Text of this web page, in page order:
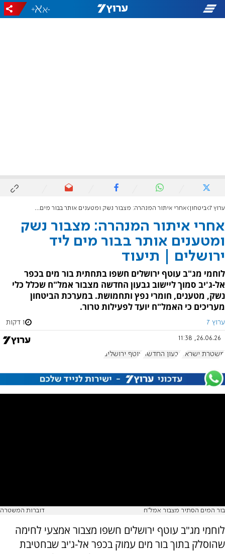
-
+
ערוץ 7 ביטחון אחרי איתור המנהרה: מצבור נשק ומטענים אותר בבור מים ליד ירושלים | תיעוד
אחרי איתור המנהרה: מצבור נשק
ומטענים אותר בבור מים ליד
ירושלים | תיעוד
לוחמי מג"ב עוטף ירושלים חשפו בתחתית בור מים בכפר
אל-ג'יב סמוך ליישוב גבעון החדשה מצבור אמל"ח שכלל כלי
נשק, מטענים, חומרי נפץ ותחמושת. במערכת הביטחון
מעריכים כי האמל"ח יועד לפעילות טרור.
ערוץ 7 1 דקות
26.06.26, 11:38
משטרת ישראל גבעון החדשה עוטף ירושלים
בור המים הסתיר מצבור אמל"ח דוברות המשטרה
לוחמי מג"ב עוטף ירושלים חשפו מצבור אמצעי לחימה
שהוסלק בתוך בור מים עמוק בכפר אל-ג'יב שבחטיבת